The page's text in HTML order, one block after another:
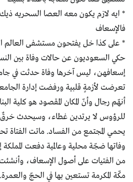
* ايه لازم يكون معه العصا السحريه
فالإسعاف
* على كذا خل يفتحون مستشفى العالم
حكي السعوديون عن حالات وفاة بين
إسعافهن، ليس آخرها وفاة حدثت في
تعرضت لأزمةٍ قلبية ورفضت إدارة
أنهّم رجال وأنّ المكان المقصود هو كلية
للرؤوس لا يرتدين غطاء، وسيحدث خرقٌ
يحمي المجتمع من الفساد. ماتت الفتاة
وفاتها ضجّة محلية وعالمية دفعت المملكة
من الفتيات على أصول الإسعاف،
مكّة المكرمة تستعين بها في الحجّ والعمرة.